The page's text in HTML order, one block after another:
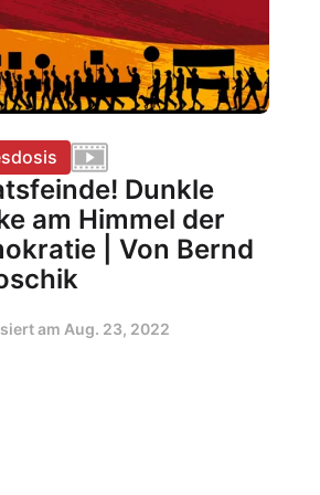
Dunkle
am Himmel der
| Von Bernd
am Aug. 23, 2022